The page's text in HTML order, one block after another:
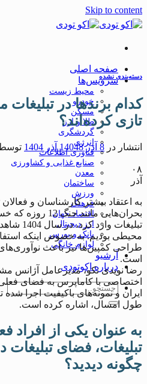
Skip to content
صفحه اصلی
سرویس‌ها
محیط زیست
خودرو
مسکن
طلا و ارز
گردشگری
انرژی
فناوری اطلاعات
صنایع غذایی و کشاورزی
معدن
ساختمان
ورزش
فرهنگ
اقتصاد جهان
ارز دیجیتال
بانک و بورس
لوازم خانگی
آرشیو
درباره اکوتودی
دسته‌بندی نشده
تازی کرده‌اند؟
انتشار در 8 آذر 1404 8 آذر 1404
۰۸
آذر
به اعتقاد بیشتر کارشناسان و
بحران‌هایی
تبلیغات
محیطی بودیم. به خصوص اینکه
طراحی کمپین‌ها نیز باعث
است.
رضا نویدی نکو، مدیرعامل آژانس
اختصاصی با کاماپرس به فضای
ایران و نمونه‌های باکیفیت اجرا
طول امسال، اشاره کرده است.
به عنوان یکی از افراد
چگونه دیدید؟